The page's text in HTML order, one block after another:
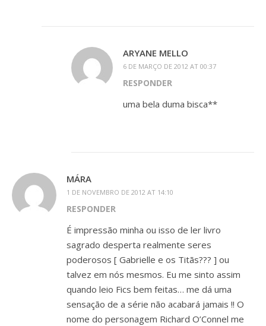
ARYANE MELLO
6 DE MARÇO DE 2012 AT 00:37
RESPONDER
uma bela duma bisca**
MÁRA
1 DE NOVEMBRO DE 2012 AT 14:10
RESPONDER
É impressão minha ou isso de ler livro
sagrado desperta realmente seres
poderosos [ Gabrielle e os Titãs??? ] ou
talvez em nós mesmos. Eu me sinto assim
quando leio Fics bem feitas… me dá uma
sensação de a série não acabará jamais !! O
nome do personagem Richard O’Connel me